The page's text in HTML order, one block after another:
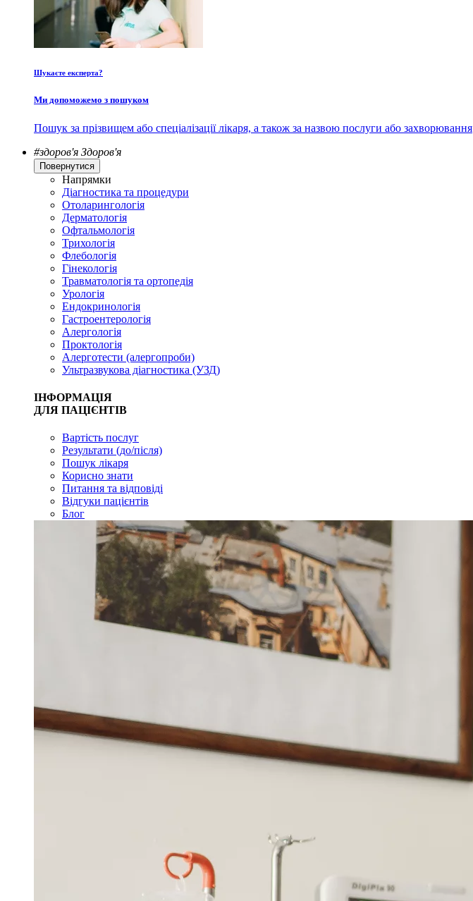
Шукаєте експерта?
Ми допоможемо з пошуком
Пошук за прізвищем або спеціалізації лікаря, а також за назвою послуги або захворювання
#здоров'я Здоров'я
Повернутися
Напрямки
Діагностика та процедури
Отоларингологія
Дерматологія
Офтальмологія
Трихологія
Флебологія
Гінекологія
Травматологія та ортопедія
Урологія
Ендокринологія
Гастроентерологія
Алергологія
Проктологія
Алерготести (алергопроби)
Ультразвукова діагностика (УЗД)
ІНФОРМАЦІЯ
ДЛЯ ПАЦІЄНТІВ
Вартість послуг
Результати (до/після)
Пошук лікаря
Корисно знати
Питання та відповіді
Відгуки пацієнтів
Блог